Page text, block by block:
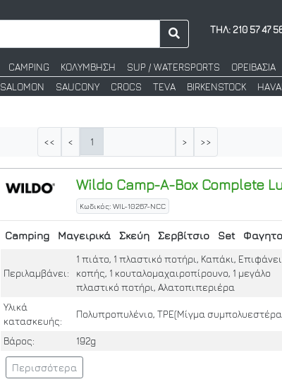
ΤΗΛ: 210 57 47
CAMPING ΚΟΛΥΜΒΗΣΗ SUP / WATERSPORTS ΟΡΕΙΒΑΣΙΑ
SALOMON SAUCONY CROCS TEVA BIRKENSTOCK
<< < 1 > >>
WildoCamp-A-Box Complete
Κωδικός: WIL-10267-NCC
Camping Μαγειρικά Σκεύη Σερβίτσιο Set
Περιλαμβάνει:
1 πιάτο, 1 πλαστικό ποτήρι, Καπάκι,
κοπής, 1 κουταλομαχαιροπίρουνο, 1 μεγάλο
πλαστικό ποτήρι, Αλατοπιπεριέρα
Υλικά
κατασκευής:
Πολυπροπυλένιο, TPE(Μίγμα
Βάρος: 192g
Περισσότερα